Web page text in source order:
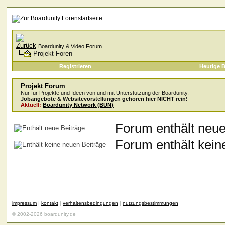
Boardunity & Video Forum
Projekt Foren
Registrieren Heutige
Projekt Forum
Nur für Projekte und Ideen von und mit Unterstützung der Boardunity.
Jobangebote & Websitevorstellungen gehören hier NICHT rein!
Aktuell: Boardunity Network (BUN)
Forum enthält
Forum enthält
impressum | kontakt | verhaltensbedingungen | nutzungsbestimmungen
© 2002-2026 boardunity.de